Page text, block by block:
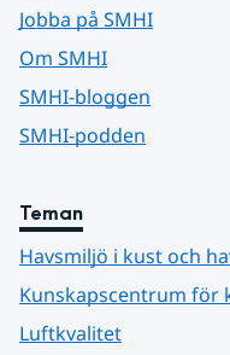
Jobba på SMHI
Om SMHI
SMHI-bloggen
SMHI-podden
Teman
Havsmiljö i kust och
Kunskapscentrum för
Luftkvalitet